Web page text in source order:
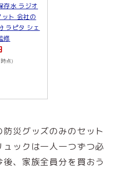
存水 ラジオ
ト 会社の
ラピタ シェ
修
点)
災グッズのみのセット
ックは一人一つずつ必
、家族全員分を買おう